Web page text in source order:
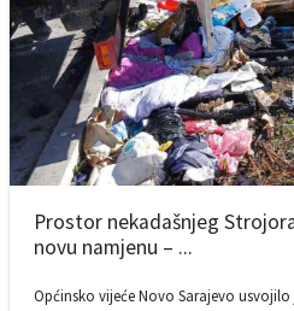
Prostor nekadašnjeg
novu namjenu – ...
Općinsko vijeće Novo Sarajevo